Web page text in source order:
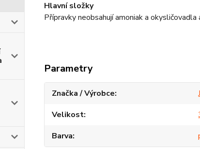
Hlavní složky
Přípravky neobsahují amoniak a
Parametry
Značka / Výrobce
Velikost
Barva